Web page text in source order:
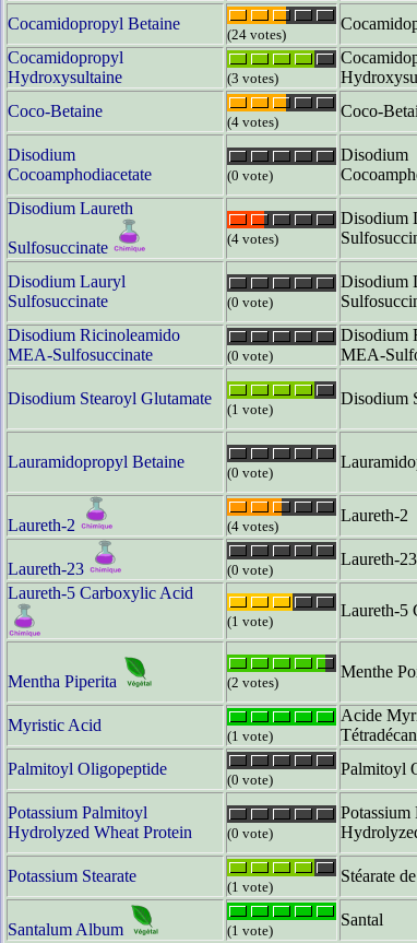
Cocamidopropyl Betaine
(24 votes)
Cocamidopropyl
Hydroxysultaine
(3 votes)
Coco-Betaine
(4 votes)
Coco-
Disodium
Cocoamphodiacetate
(0 vote)
Disodium
Disodium Laureth
Sulfosuccinate (4 votes)
Disodium
Disodium Lauryl
Sulfosuccinate
(0 vote)
Disodium
Disodium Ricinoleamido
MEA-Sulfosuccinate
(0 vote)
Disodium
MEA-
Disodium Stearoyl Glutamate
(1 vote)
Disodium
Lauramidopropyl Betaine
(0 vote)
Laureth-2 (4 votes)
Laureth-2
Laureth-23 (0 vote)
Laureth-23
Laureth-5 Carboxylic Acid
(1 vote)
Laureth-5
Mentha Piperita (2 votes)
Menthe
Myristic Acid
(1 vote)
Acide
Palmitoyl Oligopeptide
(0 vote)
Palmitoyl
Potassium Palmitoyl
Hydrolyzed Wheat Protein
(0 vote)
Potassium
Potassium Stearate
(1 vote)
Stéarate
Santalum Album (1 vote)
Santal